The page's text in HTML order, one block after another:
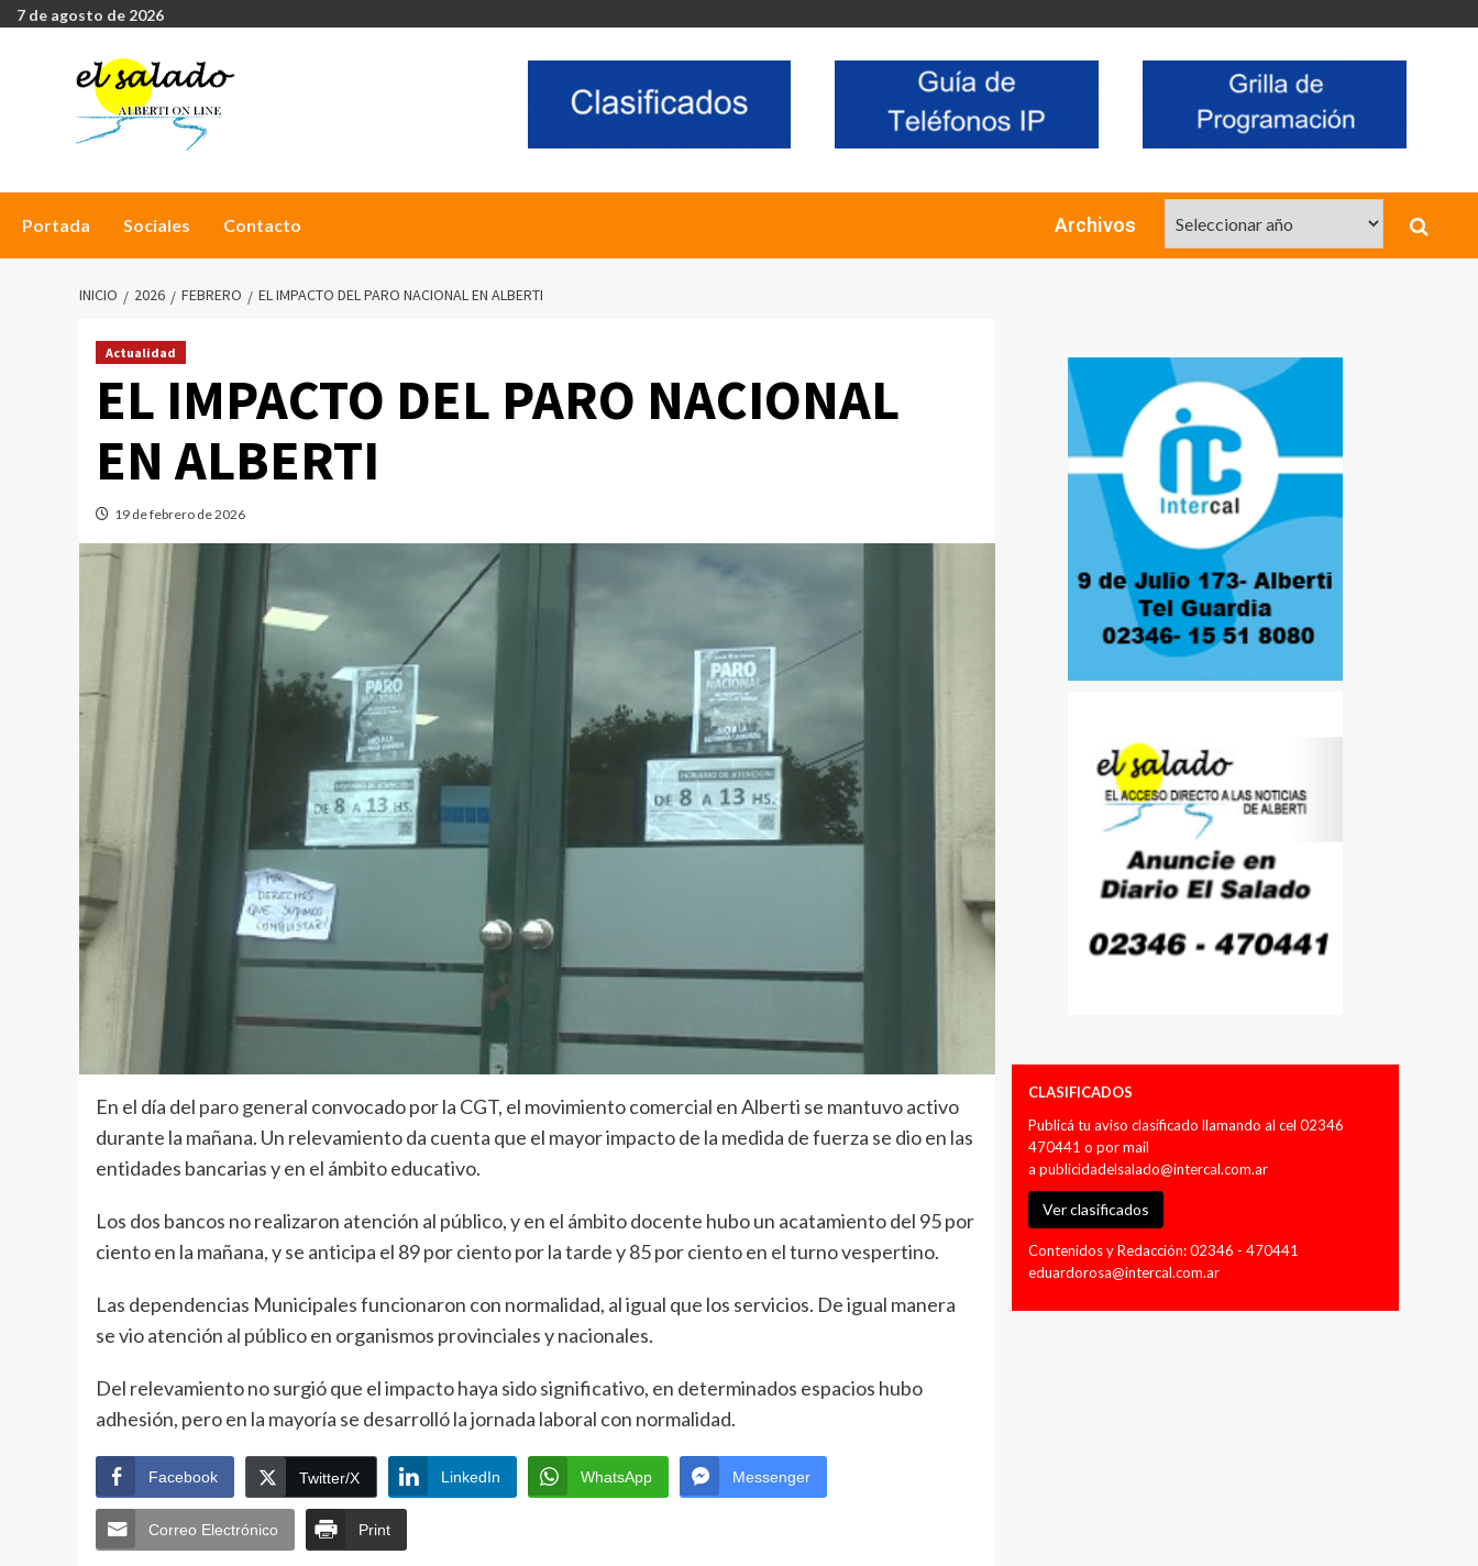
7 de agosto de 2026
Portada Sociales Contacto Archivos
INICIO 2026 FEBRERO EL IMPACTO DEL PARO NACIONAL EN ALBERTI
Actualidad
EL IMPACTO DEL PARO NACIONAL
EN ALBERTI
19 de febrero de 2026
En el día del paro general convocado por la CGT, el movimiento comercial en Alberti se mantuvo activo
durante la mañana. Un relevamiento da cuenta que el mayor impacto de la medida de fuerza se dio en las
entidades bancarias y en el ámbito educativo.
Los dos bancos no realizaron atención al público, y en el ámbito docente hubo un acatamiento del 95 por
ciento en la mañana, y se anticipa el 89 por ciento por la tarde y 85 por ciento en el turno vespertino.
Las dependencias Municipales funcionaron con normalidad, al igual que los servicios. De igual manera
se vio atención al público en organismos provinciales y nacionales.
Del relevamiento no surgió que el impacto haya sido significativo, en determinados espacios hubo
adhesión, pero en la mayoría se desarrolló la jornada laboral con normalidad.
Facebook Twitter/X LinkedIn WhatsApp Messenger
Correo Electrónico Print
CLASIFICADOS
Publicá tu aviso clasificado llamando al cel 02346
470441 o por mail
a publicidadelsalado@intercal.com.ar
Ver clasificados
Contenidos y Redacción: 02346 - 470441
eduardorosa@intercal.com.ar